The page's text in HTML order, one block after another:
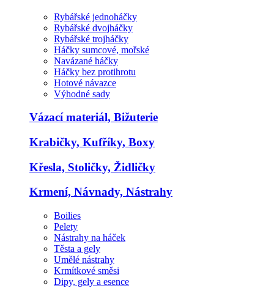
Rybářské jednoháčky
Rybářské dvojháčky
Rybářské trojháčky
Háčky sumcové, mořské
Navázané háčky
Háčky bez protihrotu
Hotové návazce
Výhodné sady
Vázací materiál, Bižuterie
Krabičky, Kufříky, Boxy
Křesla, Stoličky, Židličky
Krmení, Návnady, Nástrahy
Boilies
Pelety
Nástrahy na háček
Těsta a gely
Umělé nástrahy
Krmítkové směsi
Dipy, gely a esence